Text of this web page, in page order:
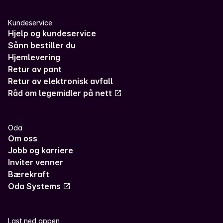
Kundeservice
Hjelp og kundeservice
Sånn bestiller du
Hjemlevering
Retur av pant
Retur av elektronisk avfall
Råd om legemidler på nett
Oda
Om oss
Jobb og karriere
Inviter venner
Bærekraft
Oda Systems
Last ned appen